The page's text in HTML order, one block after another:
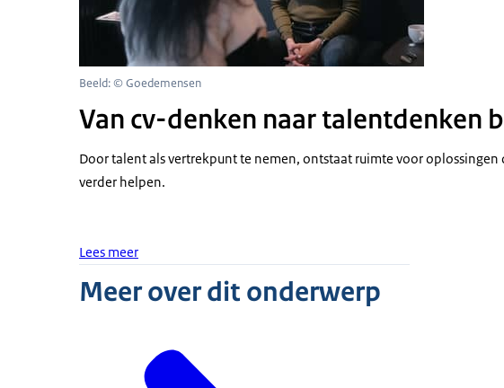
Beeld: © Goedemensen
Van cv-denken naar talentdenken
Door talent als vertrekpunt te nemen, ontstaat ruimte voor oplossingen
verder helpen.
Lees meer
Meer over dit onderwerp